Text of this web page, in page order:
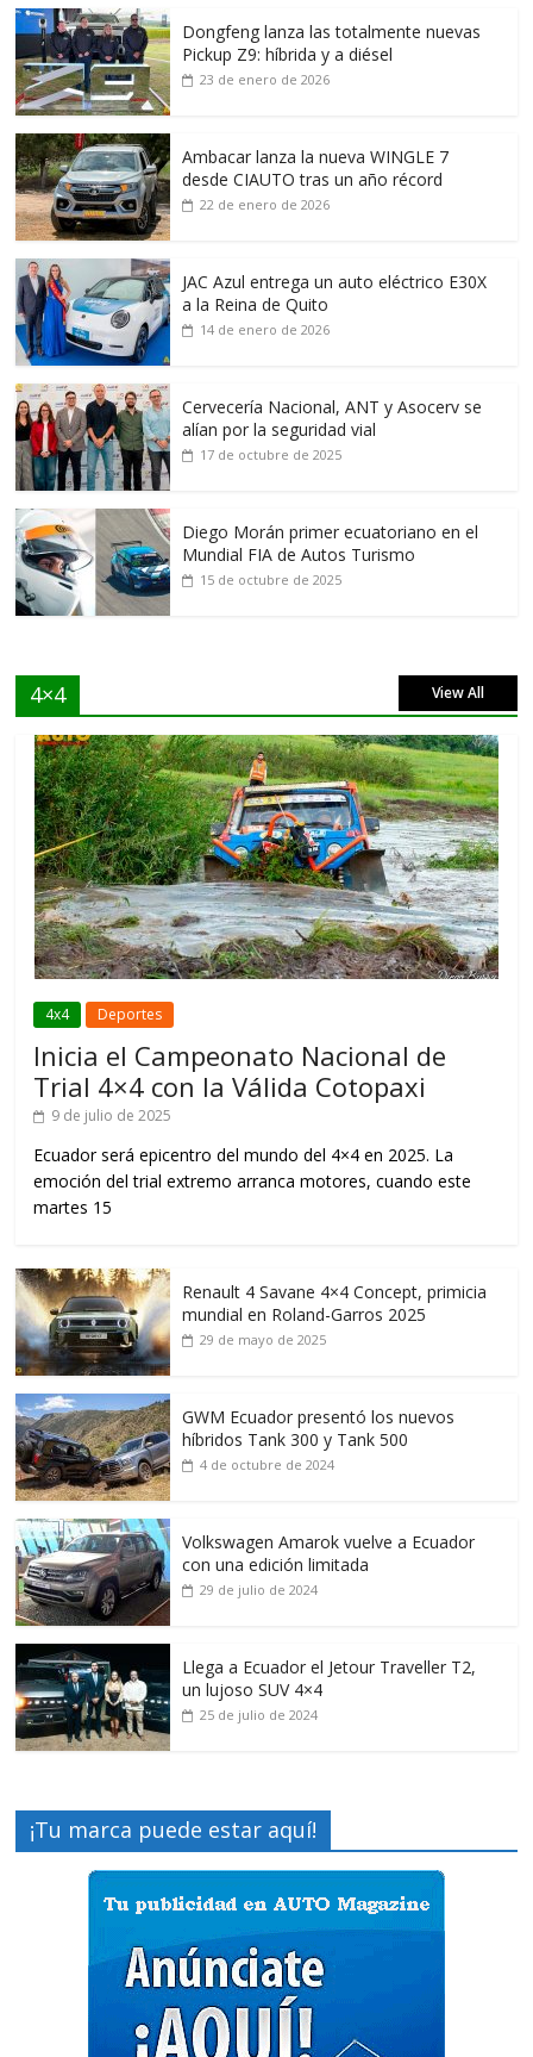
Dongfeng lanza las totalmente nuevas
Pickup Z9: híbrida y a diésel
23 de enero de 2026
Ambacar lanza la nueva WINGLE 7
desde CIAUTO tras un año récord
22 de enero de 2026
JAC Azul entrega un auto eléctrico E30X
a la Reina de Quito
14 de enero de 2026
Cervecería Nacional, ANT y Asocerv se
alían por la seguridad vial
17 de octubre de 2025
Diego Morán primer ecuatoriano en el
Mundial FIA de Autos Turismo
15 de octubre de 2025
4×4 View All
4x4 Deportes
Inicia el Campeonato Nacional de
Trial 4×4 con la Válida Cotopaxi
9 de julio de 2025
Ecuador será epicentro del mundo del 4×4 en 2025. La
emoción del trial extremo arranca motores, cuando este
martes 15
Renault 4 Savane 4×4 Concept, primicia
mundial en Roland-Garros 2025
29 de mayo de 2025
GWM Ecuador presentó los nuevos
híbridos Tank 300 y Tank 500
4 de octubre de 2024
Volkswagen Amarok vuelve a Ecuador
con una edición limitada
29 de julio de 2024
Llega a Ecuador el Jetour Traveller T2,
un lujoso SUV 4×4
25 de julio de 2024
¡Tu marca puede estar aquí!